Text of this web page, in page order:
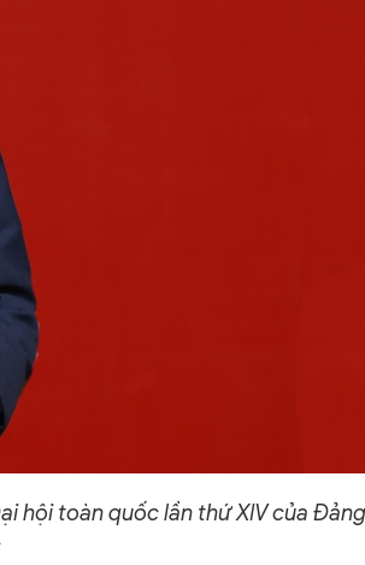
hội toàn quốc lần thứ XIV của